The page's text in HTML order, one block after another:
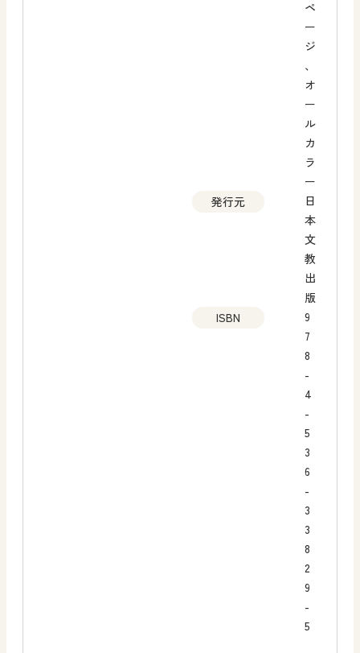
ペ
ー
ジ
、
オ
ー
ル
カ
ラ
ー
発行元
日
本
文
教
出
版
ISBN
9
7
8
-
4
-
5
3
6
-
3
3
8
2
9
-
5